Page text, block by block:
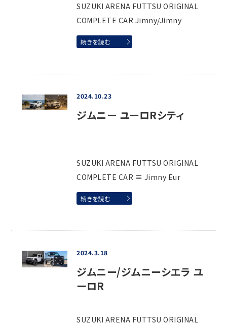
SUZUKI ARENA FUTTSU ORIGINAL
COMPLETE CAR Jimny/Jimny
続きを読む
2024.10.23
ジムニー ユーロRシティ
SUZUKI ARENA FUTTSU ORIGINAL
COMPLETE CAR ≡ Jimny Eur
続きを読む
2024.3.18
ジムニー/ジムニーシエラ ユ
ーロR
SUZUKI ARENA FUTTSU ORIGINAL